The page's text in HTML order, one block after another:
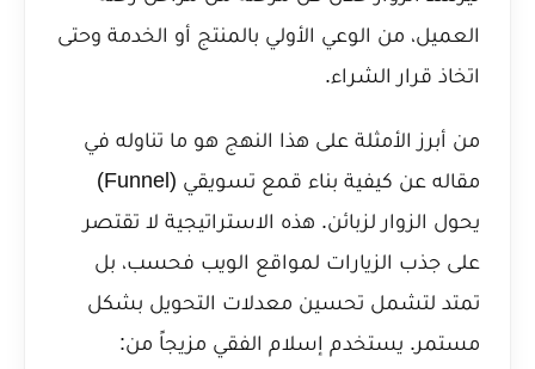
العميل، من الوعي الأولي بالمنتج أو الخدمة وحتى
اتخاذ قرار الشراء.
من أبرز الأمثلة على هذا النهج هو ما تناوله في
مقاله عن
كيفية بناء قمع تسويقي (Funnel)
يحول الزوار لزبائن. هذه الاستراتيجية لا تقتصر
على جذب الزيارات لمواقع الويب فحسب، بل
تمتد لتشمل تحسين معدلات التحويل بشكل
مستمر. يستخدم إسلام الفقي مزيجاً من: